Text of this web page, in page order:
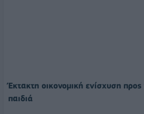
Έκτακτη οικονομική ενίσχυση προς
παιδιά